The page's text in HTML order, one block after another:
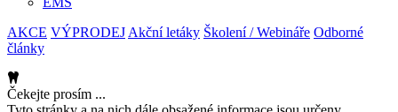
AKCE VÝPRODEJ Akční letáky Školení / Webináře Odborné
články
Čekejte prosím ...